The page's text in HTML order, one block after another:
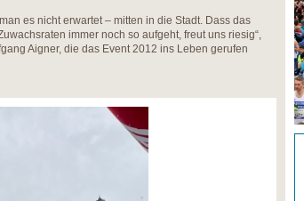
es nicht erwartet – mitten in die Stadt. Dass das
immer noch so aufgeht, freut uns riesig“,
Aigner, die das Event 2012 ins Leben gerufen